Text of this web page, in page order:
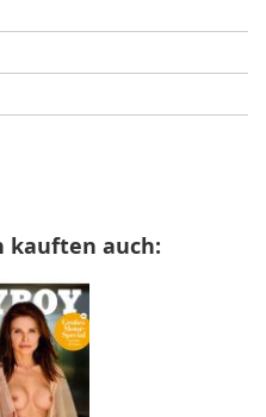
kauften auch: